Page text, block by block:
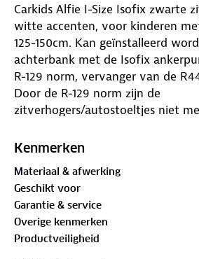
Carkids Alfie I-Size Isofix zwarte
witte accenten, voor kinderen
125-150cm. Kan geïnstalleerd
achterbank met de Isofix
R-129 norm, vervanger van de
Door de R-129 norm zijn de
zitverhogers/autostoeltjes niet
Kenmerken
Materiaal & afwerking
Geschikt voor
Garantie & service
Overige kenmerken
Productveiligheid